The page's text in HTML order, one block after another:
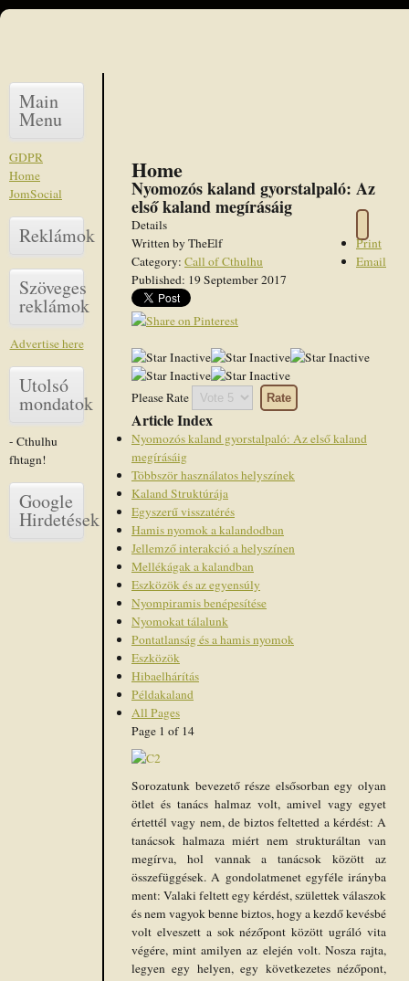
Main
Menu
GDPR
Home
JomSocial
Reklámok
Szöveges
reklámok
Advertise here
Utolsó
mondatok
- Cthulhu
fhtagn!
Google
Hirdetések
Home
Nyomozós kaland gyorstalpaló: Az
első kaland megírásáig
Print
Email
Details
Written byTheElf
Category: Call of Cthulhu
Published: 19 September 2017
Please Rate
Article Index
Nyomozós kaland gyorstalpaló: Az első kaland
megírásáig
Többször használatos helyszínek
Kaland Struktúrája
Egyszerű visszatérés
Hamis nyomok a kalandodban
Jellemző interakció a helyszínen
Mellékágak a kalandban
Eszközök és az egyensúly
Nyompiramis benépesítése
Nyomokat tálalunk
Pontatlanság és a hamis nyomok
Eszközök
Hibaelhárítás
Példakaland
All Pages
Page 1 of 14
Sorozatunk bevezető része elsősorban egy olyan
ötlet és tanács halmaz volt, amivel vagy egyet
értettél vagy nem, de biztos feltetted a kérdést: A
tanácsok halmaza miért nem strukturáltan van
megírva, hol vannak a tanácsok között az
összefüggések. A gondolatmenet egyféle irányba
ment: Valaki feltett egy kérdést, születtek válaszok
és nem vagyok benne biztos, hogy a kezdő kevésbé
volt elveszett a sok nézőpont között ugráló vita
végére, mint amilyen az elején volt. Nosza rajta,
legyen egy helyen, egy következetes nézőpont,